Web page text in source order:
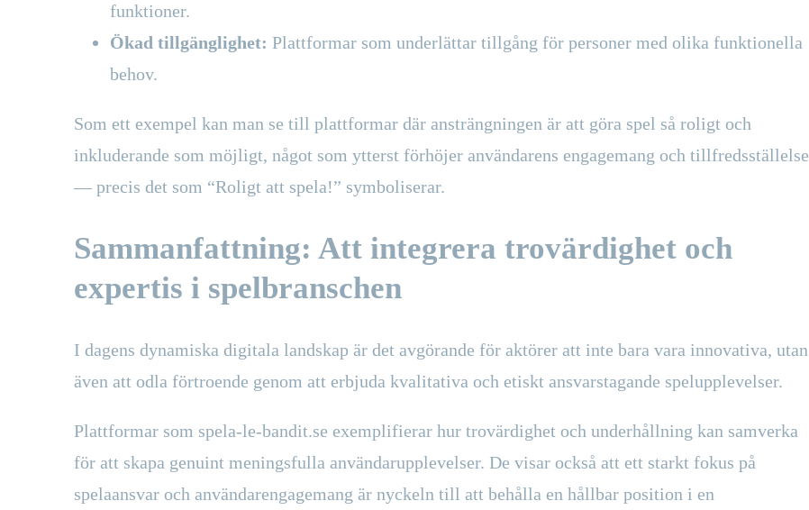
funktioner.
Ökad tillgänglighet: Plattformar som underlättar tillgång för personer med olika funktionella
behov.
Som ett exempel kan man se till plattformar där ansträngningen är att göra spel så roligt och
inkluderande som möjligt, något som ytterst förhöjer användarens engagemang och tillfredsställelse
— precis det som “Roligt att spela!” symboliserar.
Sammanfattning: Att integrera trovärdighet och
expertis i spelbranschen
I dagens dynamiska digitala landskap är det avgörande för aktörer att inte bara vara innovativa, utan
även att odla förtroende genom att erbjuda kvalitativa och etiskt ansvarstagande spelupplevelser.
Plattformar som spela-le-bandit.se exemplifierar hur trovärdighet och underhållning kan samverka
för att skapa genuint meningsfulla användarupplevelser. De visar också att ett starkt fokus på
spelaansvar och användarengagemang är nyckeln till att behålla en hållbar position i en